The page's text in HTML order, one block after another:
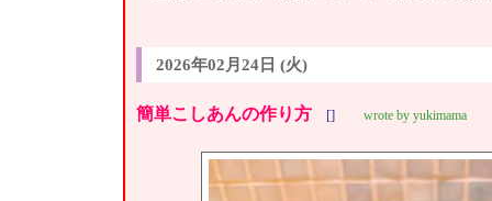
2026年02月24日 (火)
簡単こしあんの作り方[] wrote by yukimama